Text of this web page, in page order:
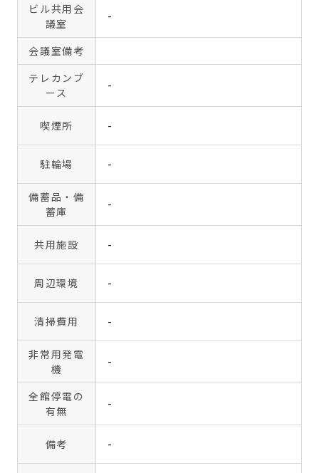
ビル共用会
議室
-
会議室備考
テレカンブ
ース
-
喫煙所 -
駐輪場 -
備蓄品・備
蓄庫
-
共用施設 -
周辺環境 -
清掃費用 -
非常用発電
機
-
全館停電の
有無
-
備考 -